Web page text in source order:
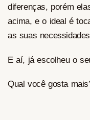
diferenças, porém
acima, e o ideal é
as suas
E aí, já escolheu o
Qual você gosta